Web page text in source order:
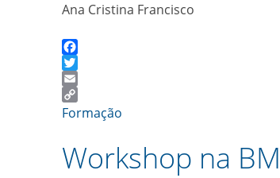
Ana Cristina Francisco
Facebook
Twitter
Email
Copy
Formação
Workshop na